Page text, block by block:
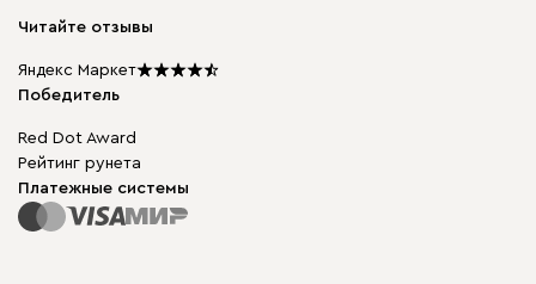
Карьера
Подарочные сертификаты
Мы в прессе
Столы и стулья
Читайте отзывы
Яндекс Маркет
Победитель
Red Dot Award
Рейтинг рунета
Платежные системы